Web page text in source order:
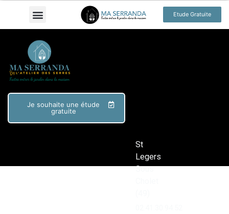
Etude Gratuite
Je souhaite une étude
gratuite
St
Legers
Sous